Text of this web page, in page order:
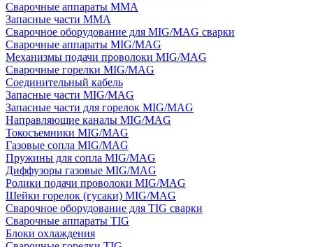
Сварочные аппараты MMA
Запасные части MMA
Сварочное оборудование для MIG/MAG сварки
Сварочные аппараты MIG/MAG
Механизмы подачи проволоки MIG/MAG
Сварочные горелки MIG/MAG
Соединительный кабель
Запасные части MIG/MAG
Запасные части для горелок MIG/MAG
Направляющие каналы MIG/MAG
Токосъемники MIG/MAG
Газовые сопла MIG/MAG
Пружины для сопла MIG/MAG
Диффузоры газовые MIG/MAG
Ролики подачи проволоки MIG/MAG
Шейки горелок (гусаки) MIG/MAG
Сварочное оборудование для TIG сварки
Сварочные аппараты TIG
Блоки охлаждения